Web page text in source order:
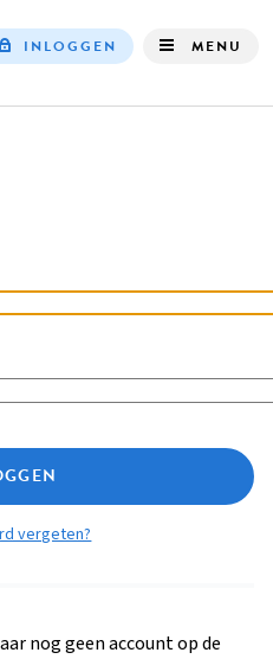
INLOGGEN MENU
vergeten?
nog geen account op de